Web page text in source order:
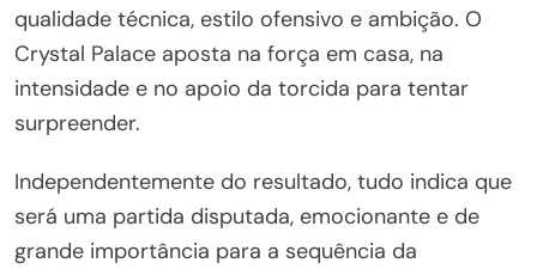
qualidade técnica, estilo ofensivo e ambição. O
Crystal Palace aposta na força em casa, na
intensidade e no apoio da torcida para tentar
surpreender.
Independentemente do resultado, tudo indica que
será uma partida disputada, emocionante e de
grande importância para a sequência da